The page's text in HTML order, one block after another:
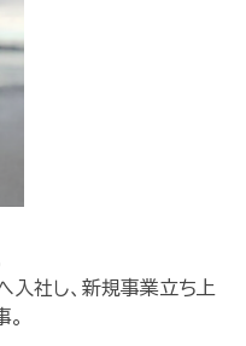
入社し、新規事業立ち上